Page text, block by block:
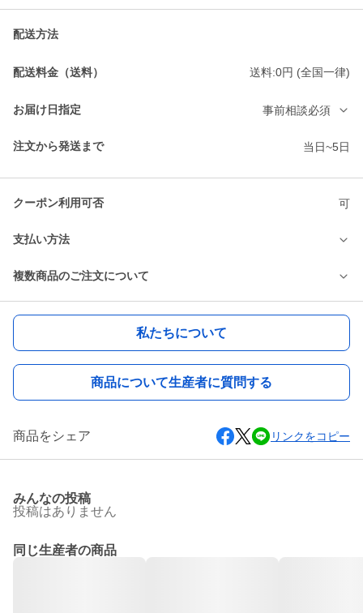
配送方法
配送料金（送料） 送料:0円 (全国一律)
お届け日指定 事前相談必須
注文から発送まで 当日~5日
クーポン利用可否 可
支払い方法
複数商品のご注文について
私たちについて
商品について生産者に質問する
商品をシェア リンクをコピー
みんなの投稿
投稿はありません
同じ生産者の商品